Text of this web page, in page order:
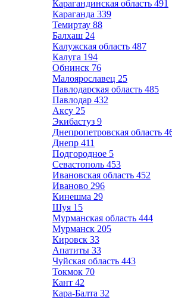
Карагандинская область 491
Караганда 339
Темиртау 88
Балхаш 24
Калужская область 487
Калуга 194
Обнинск 76
Малоярославец 25
Павлодарская область 485
Павлодар 432
Аксу 25
Экибастуз 9
Днепропетровская область
Днепр 411
Подгородное 5
Севастополь 453
Ивановская область 452
Иваново 296
Кинешма 29
Шуя 15
Мурманская область 444
Мурманск 205
Кировск 33
Апатиты 33
Чуйская область 443
Токмок 70
Кант 42
Кара-Балта 32